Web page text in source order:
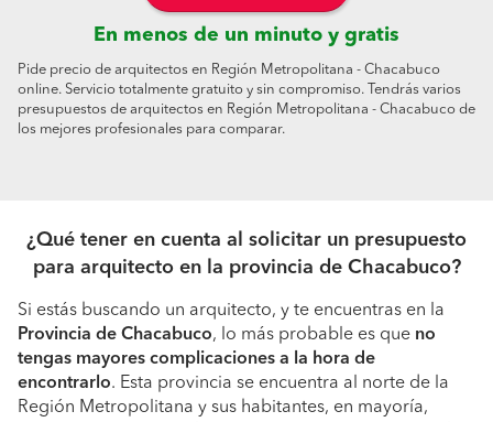
En menos de un minuto y gratis
Pide precio de arquitectos en Región Metropolitana - Chacabuco
online. Servicio totalmente gratuito y sin compromiso. Tendrás varios
presupuestos de arquitectos en Región Metropolitana - Chacabuco de
los mejores profesionales para comparar.
¿Qué tener en cuenta al solicitar un presupuesto
para arquitecto en la provincia de Chacabuco?
Si estás buscando un arquitecto, y te encuentras en la
Provincia de Chacabuco, lo más probable es que no
tengas mayores complicaciones a la hora de
encontrarlo. Esta provincia se encuentra al norte de la
Región Metropolitana y sus habitantes, en mayoría,